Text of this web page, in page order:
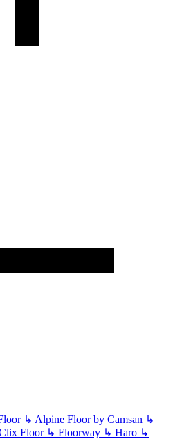
↳ Alpine Floor by Camsan ↳
Floor ↳ Floorway ↳ Haro ↳